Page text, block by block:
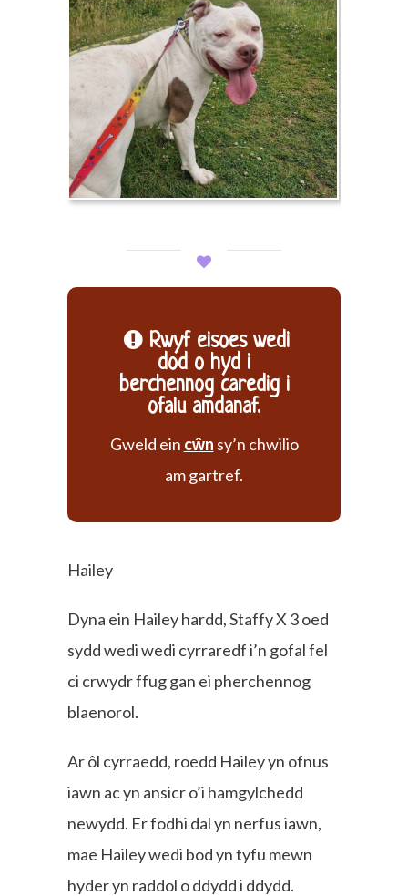
Rwyf eisoes wedi
dod o hyd i
berchennog caredig i
ofalu amdanaf.
Gweld ein cŵn sy’n chwilio
am gartref.
Hailey
Dyna ein Hailey hardd, Staffy X 3 oed
sydd wedi wedi cyrraredf i’n gofal fel
ci crwydr ffug gan ei pherchennog
blaenorol.
Ar ôl cyrraedd, roedd Hailey yn ofnus
iawn ac yn ansicr o’i hamgylchedd
newydd. Er fodhi dal yn nerfus iawn,
mae Hailey wedi bod yn tyfu mewn
hyder yn raddol o ddydd i ddydd.